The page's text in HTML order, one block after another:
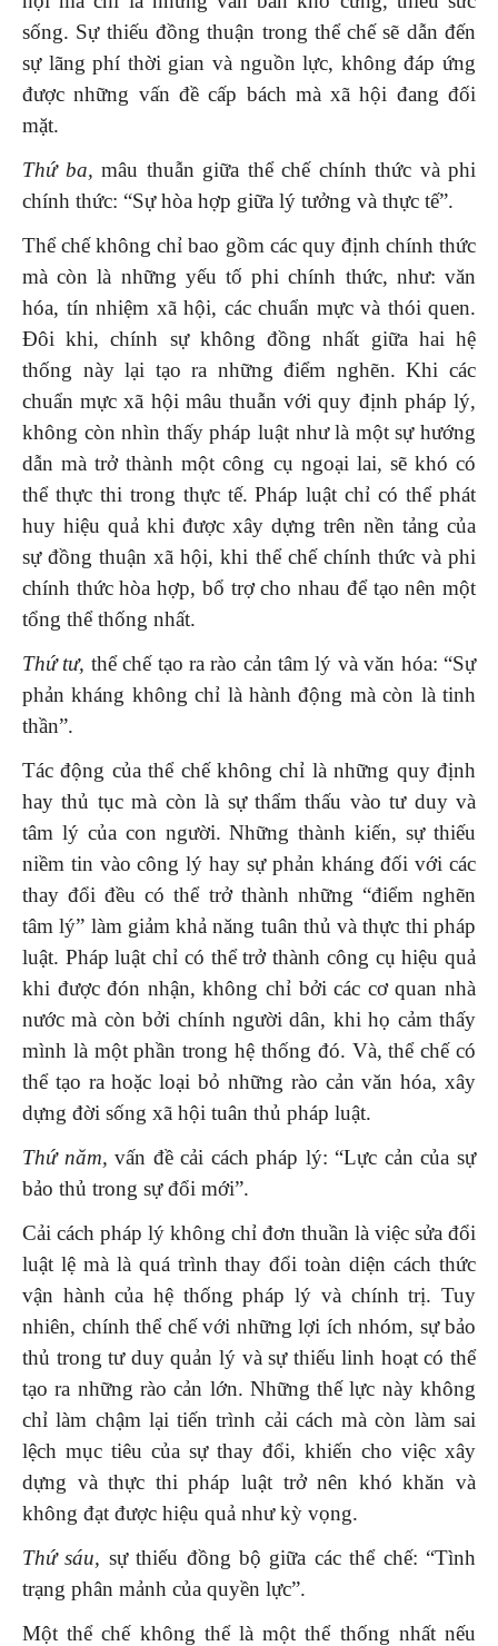
sống. Sự thiếu đồng thuận trong thể chế sẽ dẫn đến
sự lãng phí thời gian và nguồn lực, không đáp ứng
được những vấn đề cấp bách mà xã hội đang đối
mặt.
Thứ ba, mâu thuẫn giữa thể chế chính thức và phi
chính thức: “Sự hòa hợp giữa lý tưởng và thực tế”.
Thể chế không chỉ bao gồm các quy định chính thức
mà còn là những yếu tố phi chính thức, như: văn
hóa, tín nhiệm xã hội, các chuẩn mực và thói quen.
Đôi khi, chính sự không đồng nhất giữa hai hệ
thống này lại tạo ra những điểm nghẽn. Khi các
chuẩn mực xã hội mâu thuẫn với quy định pháp lý,
không còn nhìn thấy pháp luật như là một sự hướng
dẫn mà trở thành một công cụ ngoại lai, sẽ khó có
thể thực thi trong thực tế. Pháp luật chỉ có thể phát
huy hiệu quả khi được xây dựng trên nền tảng của
sự đồng thuận xã hội, khi thể chế chính thức và phi
chính thức hòa hợp, bổ trợ cho nhau để tạo nên một
tổng thể thống nhất.
Thứ tư, thể chế tạo ra rào cản tâm lý và văn hóa: “Sự
phản kháng không chỉ là hành động mà còn là tinh
thần”.
Tác động của thể chế không chỉ là những quy định
hay thủ tục mà còn là sự thẩm thấu vào tư duy và
tâm lý của con người. Những thành kiến, sự thiếu
niềm tin vào công lý hay sự phản kháng đối với các
thay đổi đều có thể trở thành những “điểm nghẽn
tâm lý” làm giảm khả năng tuân thủ và thực thi pháp
luật. Pháp luật chỉ có thể trở thành công cụ hiệu quả
khi được đón nhận, không chỉ bởi các cơ quan nhà
nước mà còn bởi chính người dân, khi họ cảm thấy
mình là một phần trong hệ thống đó. Và, thể chế có
thể tạo ra hoặc loại bỏ những rào cản văn hóa, xây
dựng đời sống xã hội tuân thủ pháp luật.
Thứ năm,vấn đề cải cách pháp lý: “Lực cản của sự
bảo thủ trong sự đổi mới”.
Cải cách pháp lý không chỉ đơn thuần là việc sửa đổi
luật lệ mà là quá trình thay đổi toàn diện cách thức
vận hành của hệ thống pháp lý và chính trị. Tuy
nhiên, chính thể chế với những lợi ích nhóm, sự bảo
thủ trong tư duy quản lý và sự thiếu linh hoạt có thể
tạo ra những rào cản lớn. Những thế lực này không
chỉ làm chậm lại tiến trình cải cách mà còn làm sai
lệch mục tiêu của sự thay đổi, khiến cho việc xây
dựng và thực thi pháp luật trở nên khó khăn và
không đạt được hiệu quả như kỳ vọng.
Thứ sáu, sự thiếu đồng bộ giữa các thể chế: “Tình
trạng phân mảnh của quyền lực”.
Một thể chế không thể là một thể thống nhất nếu